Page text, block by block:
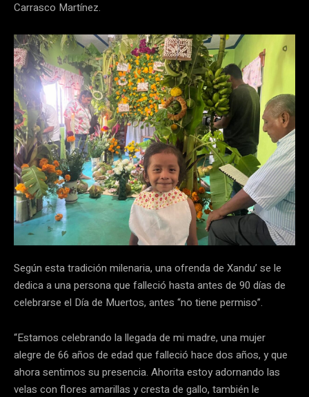
Carrasco Martínez.
Según esta tradición milenaria, una ofrenda de Xandu’ se le
dedica a una persona que falleció hasta antes de 90 días de
celebrarse el Día de Muertos, antes “no tiene permiso”.
“Estamos celebrando la llegada de mi madre, una mujer
alegre de 66 años de edad que falleció hace dos años, y que
ahora sentimos su presencia. Ahorita estoy adornando las
velas con flores amarillas y cresta de gallo, también le